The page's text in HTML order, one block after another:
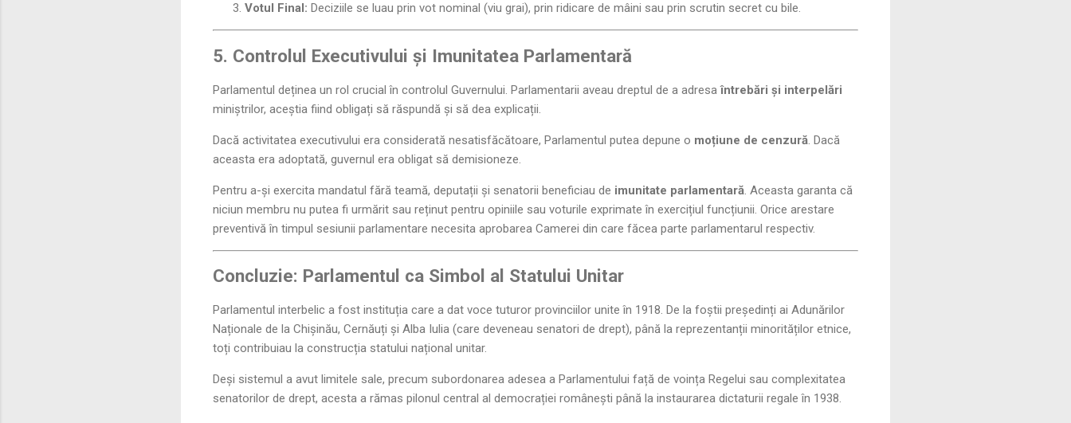
Votul Final: Deciziile se luau prin vot nominal (viu grai), prin ridicare de mâini sau prin scrutin secret cu bile.
5. Controlul Executivului și Imunitatea Parlamentară
Parlamentul deținea un rol crucial în controlul Guvernului. Parlamentarii aveau dreptul de a adresaîntrebări și interpelări
miniștrilor, aceștia fiind obligați să răspundă și să dea explicații.
Dacă activitatea executivului era considerată nesatisfăcătoare, Parlamentul putea depune o moțiune de cenzură . Dacă
aceasta era adoptată, guvernul era obligat să demisioneze.
Pentru a-și exercita mandatul fără teamă, deputații și senatorii beneficiau de imunitate parlamentară . Aceasta garanta că
niciun membru nu putea fi urmărit sau reținut pentru opiniile sau voturile exprimate în exercițiul funcțiunii. Orice arestare
preventivă în timpul sesiunii parlamentare necesita aprobarea Camerei din care făcea parte parlamentarul respectiv.
Concluzie: Parlamentul ca Simbol al Statului Unitar
Parlamentul interbelic a fost instituția care a dat voce tuturor provinciilor unite în 1918. De la foștii președinți ai Adunărilor
Naționale de la Chișinău, Cernăuți și Alba Iulia (care deveneau senatori de drept), până la reprezentanții minorităților etnice,
toți contribuiau la construcția statului național unitar.
Deși sistemul a avut limitele sale, precum subordonarea adesea a Parlamentului față de voința Regelui sau complexitatea
senatorilor de drept, acesta a rămas pilonul central al democrației românești până la instaurarea dictaturii regale în 1938.